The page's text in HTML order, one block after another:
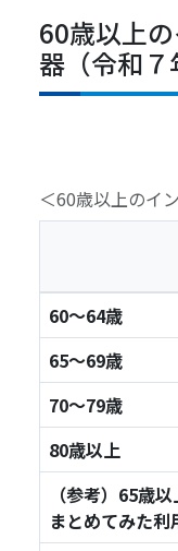
60歳以上
器（令和７
＜60歳以上のイ
60～64歳
65～69歳
70～79歳
80歳以上
（参考）65歳
まとめてみた利